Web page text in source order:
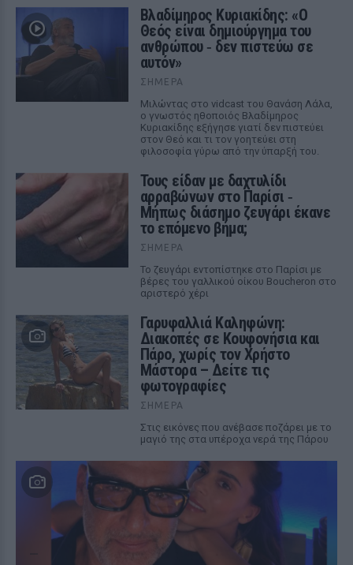
Βλαδίμηρος Κυριακίδης: «Ο
Θεός είναι δημιούργημα του
ανθρώπου ‑ δεν πιστεύω σε
αυτόν»
ΣΉΜΕΡΑ
Μιλώντας στο vidcast του Θανάση Λάλα,
ο γνωστός ηθοποιός Βλαδίμηρος
Κυριακίδης εξήγησε γιατί δεν πιστεύει
στον Θεό και τι τον γοητεύει στη
φιλοσοφία γύρω από την ύπαρξή του.
Τους είδαν με δαχτυλίδι
αρραβώνων στο Παρίσι ‑
Μήπως διάσημο ζευγάρι έκανε
το επόμενο βήμα;
ΣΉΜΕΡΑ
Το ζευγάρι εντοπίστηκε στο Παρίσι με
βέρες του γαλλικού οίκου Boucheron στο
αριστερό χέρι
Γαρυφαλλιά Καληφώνη:
Διακοπές σε Κουφονήσια και
Πάρο, χωρίς τον Χρήστο
Μάστορα – Δείτε τις
φωτογραφίες
ΣΉΜΕΡΑ
Στις εικόνες που ανέβασε ποζάρει με το
μαγιό της στα υπέροχα νερά της Πάρου